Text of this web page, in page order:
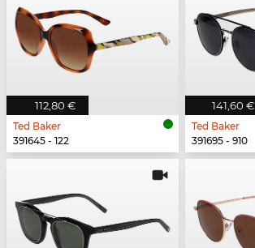
112,80 €
Ted Baker
391645 - 122
141,60 €
Ted Baker
391695 - 910